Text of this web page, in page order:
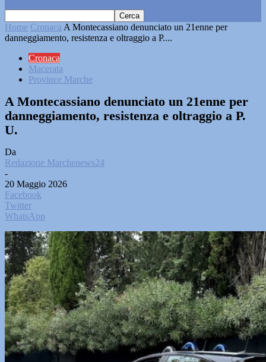
Home Cronaca A Montecassiano denunciato un 21enne per
danneggiamento, resistenza e oltraggio a P....
Cronaca
Macerata
Province Marche
A Montecassiano denunciato un 21enne per
danneggiamento, resistenza e oltraggio a P.
U.
Da
Redazione Marchenews24
-
20 Maggio 2026
Facebook
Twitter
WhatsApp